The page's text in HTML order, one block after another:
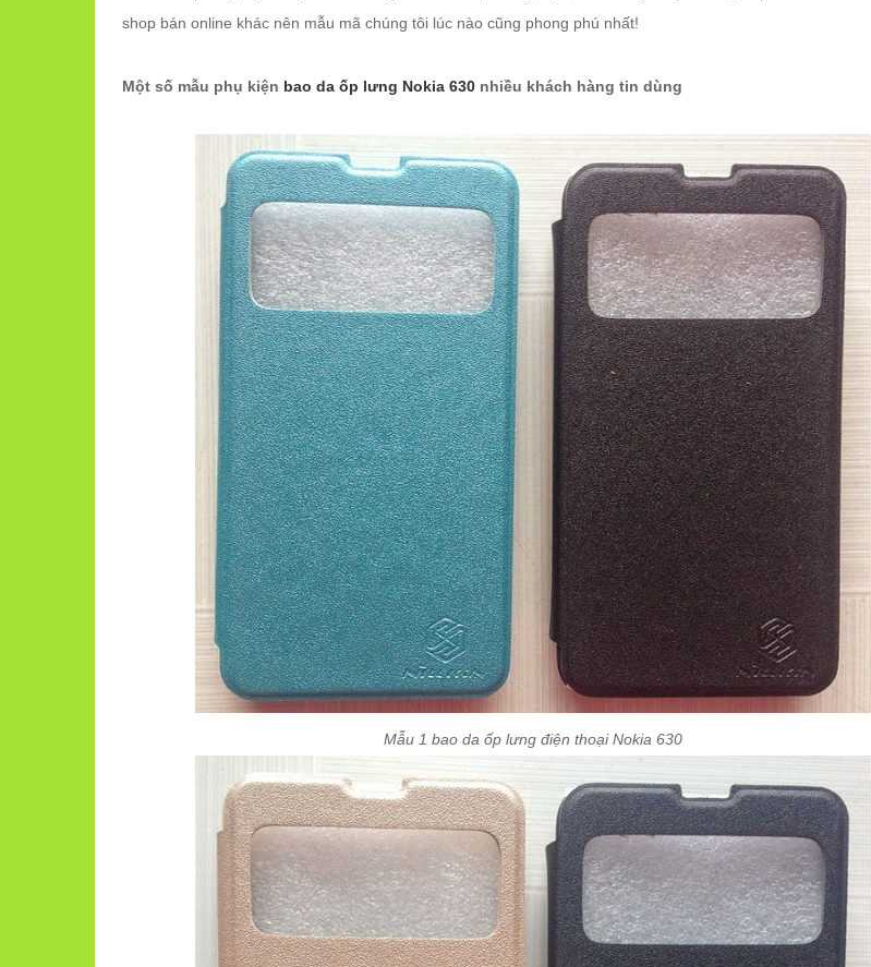
shop bán online khác nên mẫu mã chúng tôi lúc nào cũng phong phú nhất!
Một số mẫu phụ kiện bao da ốp lưng Nokia 630 nhiều khách hàng tin dùng
Mẫu 1 bao da ốp lưng điện thoại Nokia 630